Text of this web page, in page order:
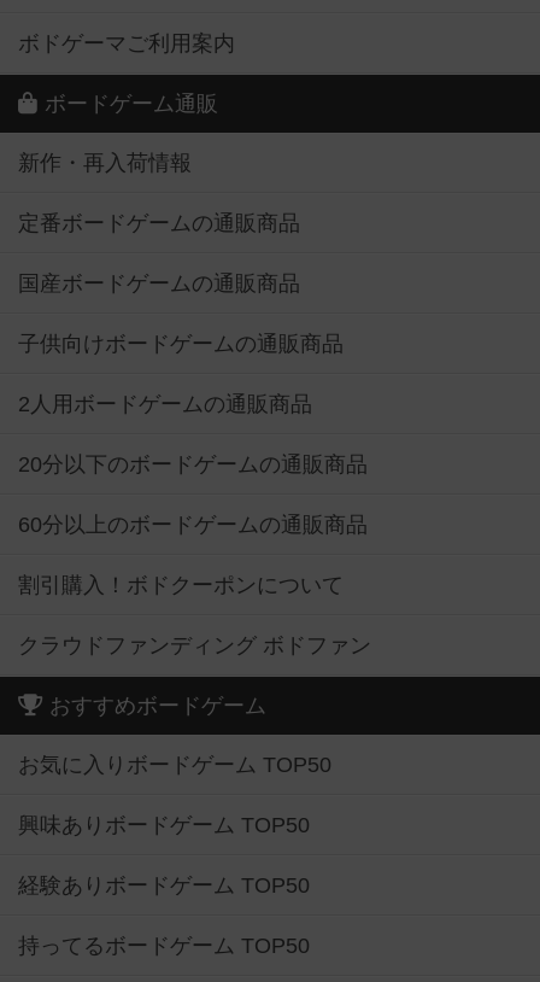
ボドゲーマご利用案内
ボードゲーム通販
新作・再入荷情報
定番ボードゲームの通販商品
国産ボードゲームの通販商品
子供向けボードゲームの通販商品
2人用ボードゲームの通販商品
20分以下のボードゲームの通販商品
60分以上のボードゲームの通販商品
割引購入！ボドクーポンについて
クラウドファンディング ボドファン
おすすめボードゲーム
お気に入りボードゲーム TOP50
興味ありボードゲーム TOP50
経験ありボードゲーム TOP50
持ってるボードゲーム TOP50